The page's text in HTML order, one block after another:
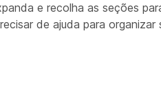
e recolha as seções
de ajuda para organizar